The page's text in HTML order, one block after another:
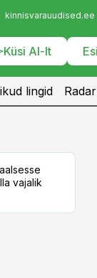
kinnisvarauudised.ee
Küsi AI-lt
lingid Radar
vajalik